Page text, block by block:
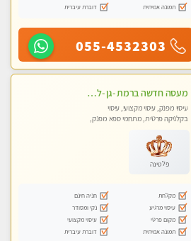
תמונה אמיתית
דוברת עיברית
055-4532303
מעסה חדשה ברמת -גן -לעיסוי מיוחד ואיכותי מקום פרטי ואינטימי ושקט מומלץ לחלוטין!!
עיסוי מפנק, עיסוי מקצועי, עיסוי
בקלניקה פרטית, מתחמי ספא מפנק,
פלטינה
מקלחת
חניה חינם
עיסוי מרגיע
נקי ומסודר
מקום פרטי
עיסוי מקצועי
תמונה אמיתית
דוברת עיברית